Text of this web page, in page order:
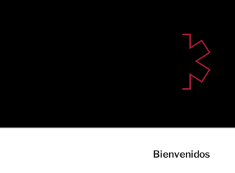
Bienvenidos